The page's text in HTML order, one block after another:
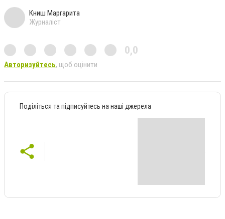
Книш Маргарита
Журналіст
0,0
Авторизуйтесь, щоб оцінити
Поділіться та підписуйтесь на наші джерела